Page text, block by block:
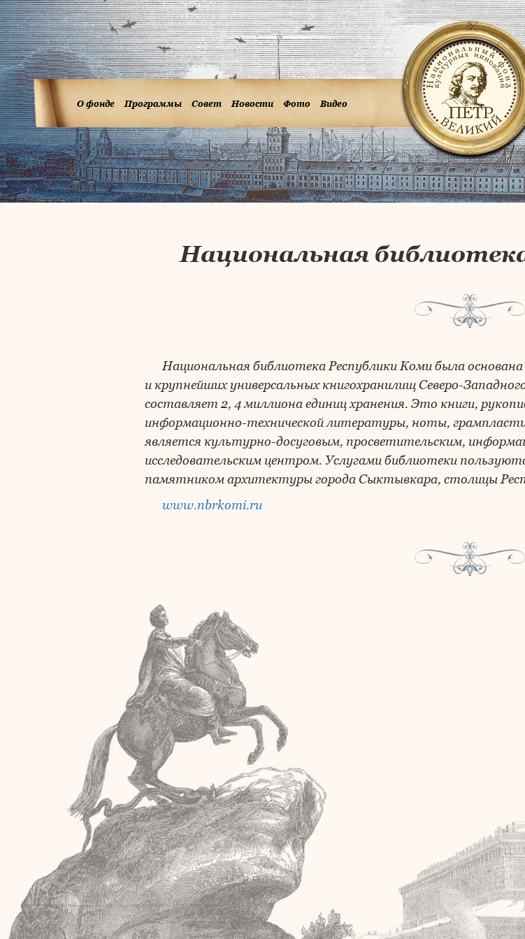
О фонде Программы Совет Новости Фото Видео
Национальная
Национальная библиотека Республики Коми была
и крупнейших универсальных книгохранилищ Северо-
составляет 2, 4 миллиона единиц хранения. Это книги,
информационно-технической литературы, ноты,
является культурно-досуговым, просветительским,
исследовательским центром. Услугами библиотеки
памятником архитектуры города Сыктывкара, столицы
www.nbrkomi.ru